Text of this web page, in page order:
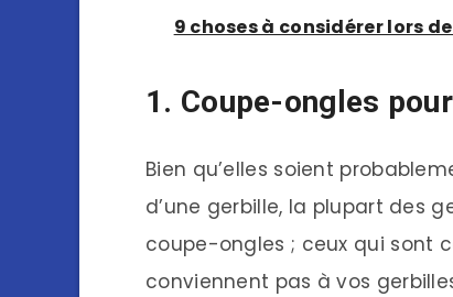
9 choses à considérer lors
1. Coupe-ongles
Bien qu’elles soient
d’une gerbille, la plupart des
coupe-ongles ; ceux qui sont
conviennent pas à vos